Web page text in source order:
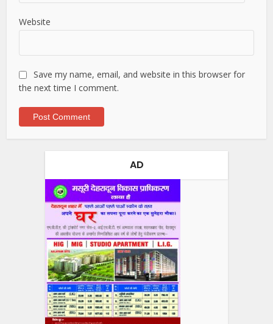
Website
Save my name, email, and website in this browser for
the next time I comment.
AD